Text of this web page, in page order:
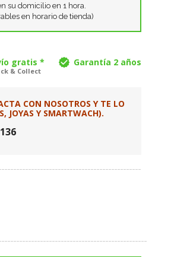
su domicilio en 1 hora.
en horario de tienda)
gratis *
& Collect
Garantía 2 años
CON NOSOTROS Y TE LO
JOYAS Y SMARTWACH).